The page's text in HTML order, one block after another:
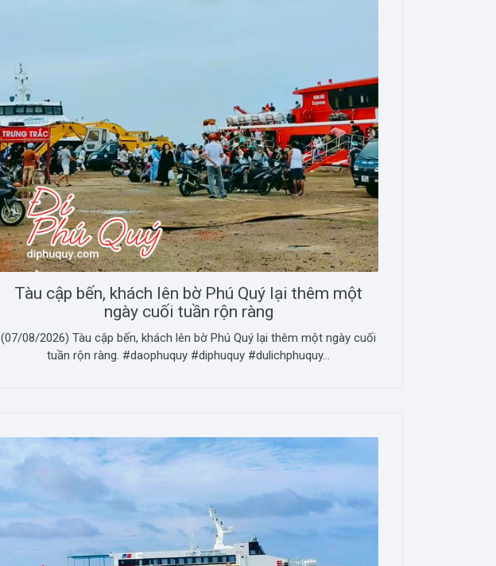
Tàu cập bến, khách lên bờ Phú Quý lại thêm một
ngày cuối tuần rộn ràng
(07/08/2026) Tàu cập bến, khách lên bờ Phú Quý lại thêm một ngày cuối
tuần rộn ràng. #daophuquy #diphuquy #dulichphuquy...